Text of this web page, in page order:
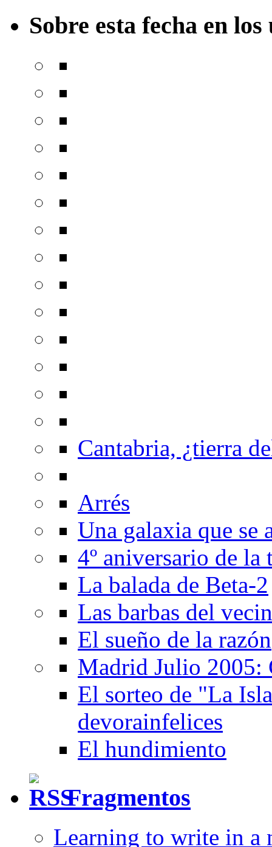
Sobre esta fecha en
Cantabria, ¿tierra
Arrés
Una galaxia que se
4º aniversario de
La balada de Beta-2
Las barbas del
El sueño de la razón
Madrid Julio 2005:
El sorteo de "La
devorainfelices
El hundimiento
Fragmentos
Learning to write in a